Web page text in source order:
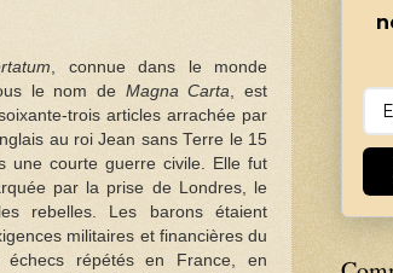
, connue dans le monde
le nom de Magna Carta , est
trois articles arrachée par
au roi Jean sans Terre le 15
une courte guerre civile. Elle fut
par la prise de Londres, le
rebelles. Les barons étaient
militaires et financières du
répétés en France, en